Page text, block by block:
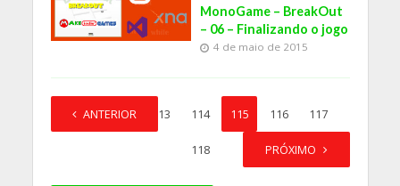
MonoGame – BreakOut
– 06 – Finalizando o jogo
4 de maio de 2015
ANTERIOR
1 … 113 114 115 116 117
118 PRÓXIMO